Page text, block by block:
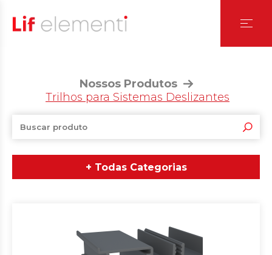
Nossos Produtos
Trilhos para Sistemas Deslizantes
+ Todas Categorias